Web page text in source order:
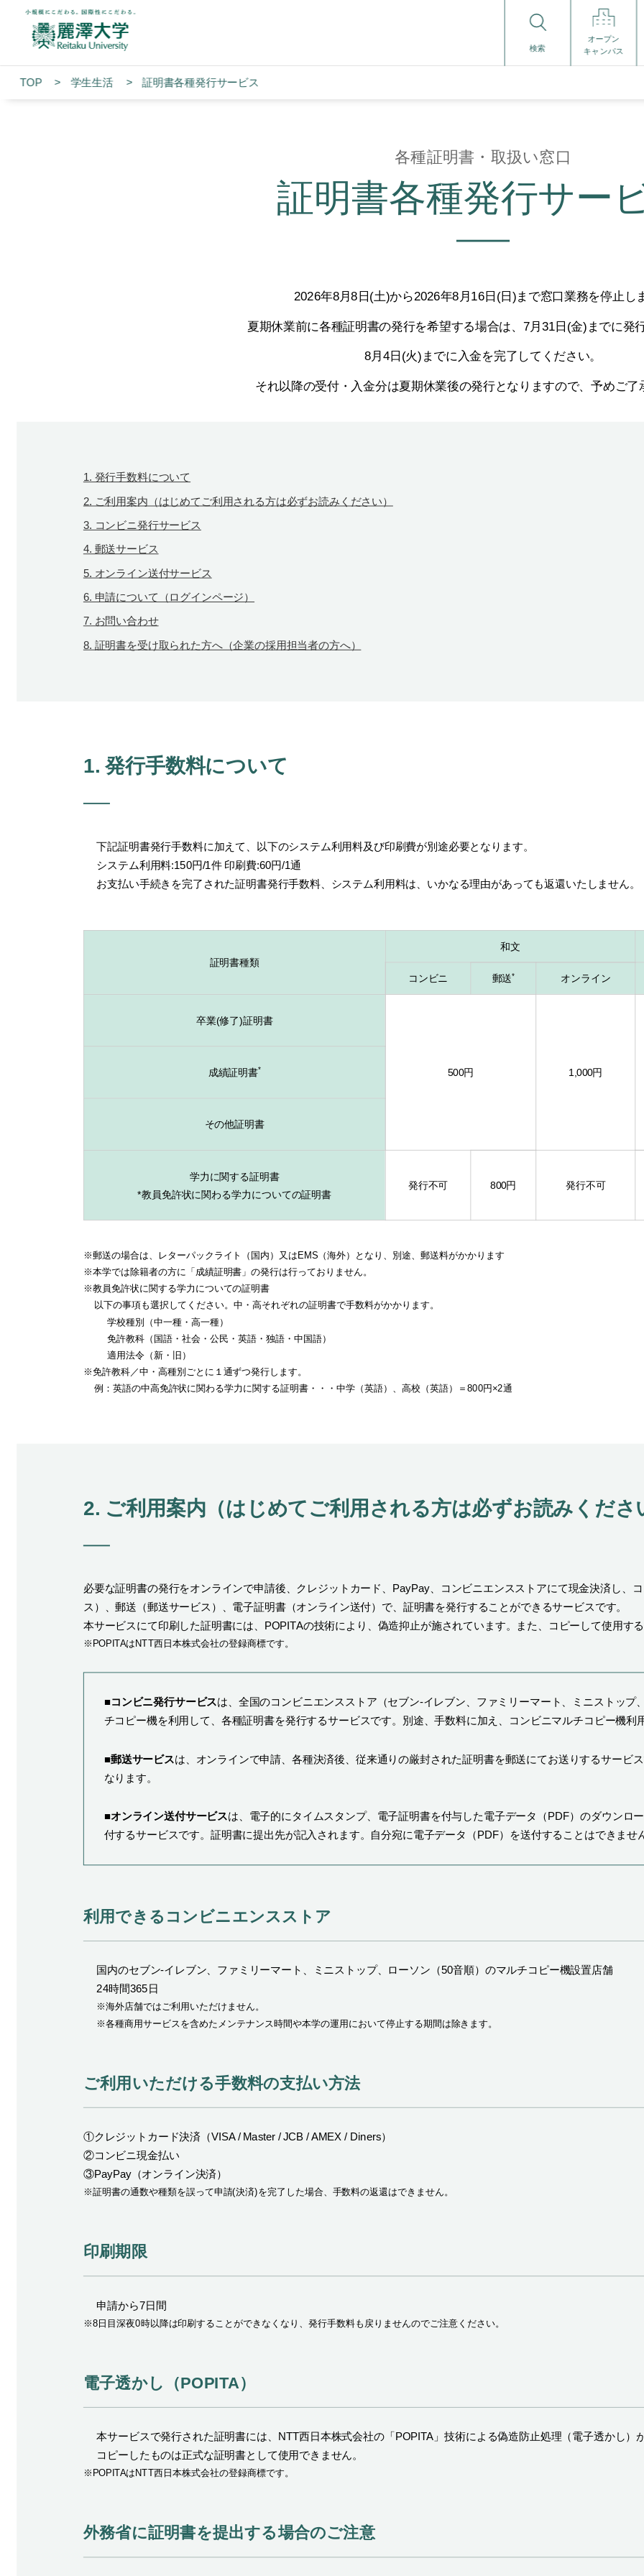
検索
オープン
キャンパス
TOP 学生生活 証明書各種発行サービス
各種証明書・取扱い窓口
証明書各種発行サー
2026年8月8日(土)から2026年8月16日(日)まで窓口業務を停止し
夏期休業前に各種証明書の発行を希望する場合は、7月31日(金)までに発
8月4日(火)までに入金を完了してください。
それ以降の受付・入金分は夏期休業後の発行となりますので、予めご了
1. 発行手数料について
2. ご利用案内（はじめてご利用される方は必ずお読みください）
3. コンビニ発行サービス
4. 郵送サービス
5. オンライン送付サービス
6. 申請について（ログインページ）
7. お問い合わせ
8. 証明書を受け取られた方へ（企業の採用担当者の方へ）
1. 発行手数料について
下記証明書発行手数料に加えて、以下のシステム利用料及び印刷費が別途必要となります。
システム利用料:150円/1件 印刷費:60円/1通
お支払い手続きを完了された証明書発行手数料、システム利用料は、いかなる理由があっても返還いたしません。
証明書種類
和文
コンビニ 郵送* オンライン
卒業(修了)証明書
500円 1,000円
成績証明書*
その他証明書
学力に関する証明書
*教員免許状に関わる学力についての証明書
発行不可 800円 発行不可
※郵送の場合は、レターパックライト（国内）又はEMS（海外）となり、別途、郵送料がかかります
※本学では除籍者の方に「成績証明書」の発行は行っておりません。
※教員免許状に関する学力についての証明書
以下の事項も選択してください。中・高それぞれの証明書で手数料がかかります。
学校種別（中一種・高一種）
免許教科（国語・社会・公民・英語・独語・中国語）
適用法令（新・旧）
※免許教科／中・高種別ごとに１通ずつ発行します。
例：英語の中高免許状に関わる学力に関する証明書・・・中学（英語）、高校（英語）＝800円×2通
2. ご利用案内（はじめてご利用される方は必ずお読みくださ
必要な証明書の発行をオンラインで申請後、クレジットカード、PayPay、コンビニエンスストアにて現金決済し、
ス）、郵送（郵送サービス）、電子証明書（オンライン送付）で、証明書を発行することができるサービスです。
本サービスにて印刷した証明書には、POPITAの技術により、偽造抑止が施されています。また、コピーして使用す
※ POPITAはNTT西日本株式会社の登録商標です。
■コンビニ発行サービスは、全国のコンビニエンスストア（セブン-イレブン、ファミリーマート、ミニストップ
チコピー機を利用して、各種証明書を発行するサービスです。別途、手数料に加え、コンビニマルチコピー機利
■郵送サービスは、オンラインで申請、各種決済後、従来通りの厳封された証明書を郵送にてお送りするサービ
なります。
■オンライン送付サービスは、電子的にタイムスタンプ、電子証明書を付与した電子データ（PDF）のダウンロ
付するサービスです。証明書に提出先が記入されます。自分宛に電子データ（PDF）を送付することはできませ
利用できるコンビニエンスストア
国内のセブン-イレブン、ファミリーマート、ミニストップ、ローソン（50音順）のマルチコピー機設置店舗
24時間365日
※海外店舗ではご利用いただけません。
※各種商用サービスを含めたメンテナンス時間や本学の運用において停止する期間は除きます。
ご利用いただける手数料の支払い方法
①クレジットカード決済（VISA / Master / JCB / AMEX / Diners）
②コンビニ現金払い
③PayPay（オンライン決済）
※証明書の通数や種類を誤って申請(決済)を完了した場合、手数料の返還はできません。
印刷期限
申請から7日間
※8日目深夜0時以降は印刷することができなくなり、発行手数料も戻りませんのでご注意ください。
電子透かし（POPITA）
本サービスで発行された証明書には、NTT西日本株式会社の「POPITA」技術による偽造防止処理（電子透かし）
コピーしたものは正式な証明書として使用できません。
※POPITAはNTT西日本株式会社の登録商標です。
外務省に証明書を提出する場合のご注意